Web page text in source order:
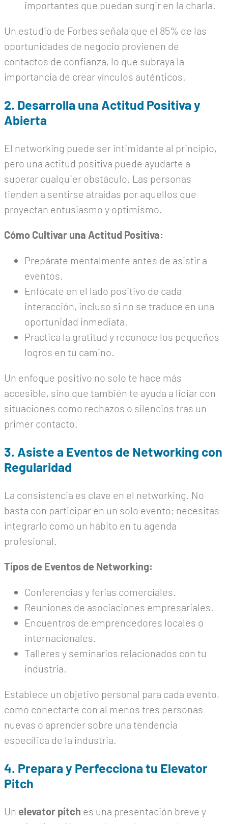
importantes que puedan surgir en la charla.
Un estudio de Forbes señala que el 85% de las
oportunidades de negocio provienen de
contactos de confianza, lo que subraya la
importancia de crear vínculos auténticos.
2. Desarrolla una Actitud Positiva y
Abierta
El networking puede ser intimidante al principio,
pero una actitud positiva puede ayudarte a
superar cualquier obstáculo. Las personas
tienden a sentirse atraídas por aquellos que
proyectan entusiasmo y optimismo.
Cómo Cultivar una Actitud Positiva:
Prepárate mentalmente antes de asistir a
eventos.
Enfócate en el lado positivo de cada
interacción, incluso si no se traduce en una
oportunidad inmediata.
Practica la gratitud y reconoce los pequeños
logros en tu camino.
Un enfoque positivo no solo te hace más
accesible, sino que también te ayuda a lidiar con
situaciones como rechazos o silencios tras un
primer contacto.
3. Asiste a Eventos de Networking con
Regularidad
La consistencia es clave en el networking. No
basta con participar en un solo evento; necesitas
integrarlo como un hábito en tu agenda
profesional.
Tipos de Eventos de Networking:
Conferencias y ferias comerciales.
Reuniones de asociaciones empresariales.
Encuentros de emprendedores locales o
internacionales.
Talleres y seminarios relacionados con tu
industria.
Establece un objetivo personal para cada evento,
como conectarte con al menos tres personas
nuevas o aprender sobre una tendencia
específica de la industria.
4. Prepara y Perfecciona tu Elevator
Pitch
Un elevator pitch es una presentación breve y